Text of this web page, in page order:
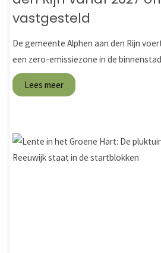
vastgesteld
De gemeente Alphen aan den Rijn
een zero-emissiezone in de
Lees meer